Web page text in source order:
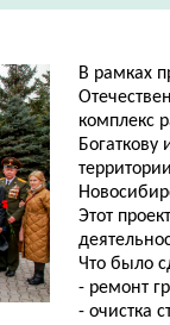
В рамках
комплекс
Богаткову
Этот
Что было
- ремонт
- очистка